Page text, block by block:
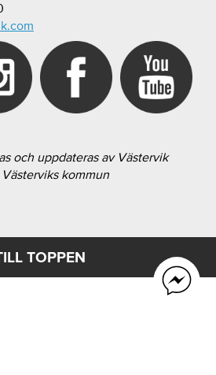
och uppdateras av Västervik
kommun
TOPPEN